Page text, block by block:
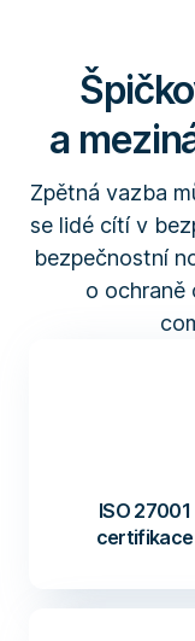
a
Zpětná vazba
se lidé cítí v
bezpečnostní
o ochraně
ISO 27001
certifikace